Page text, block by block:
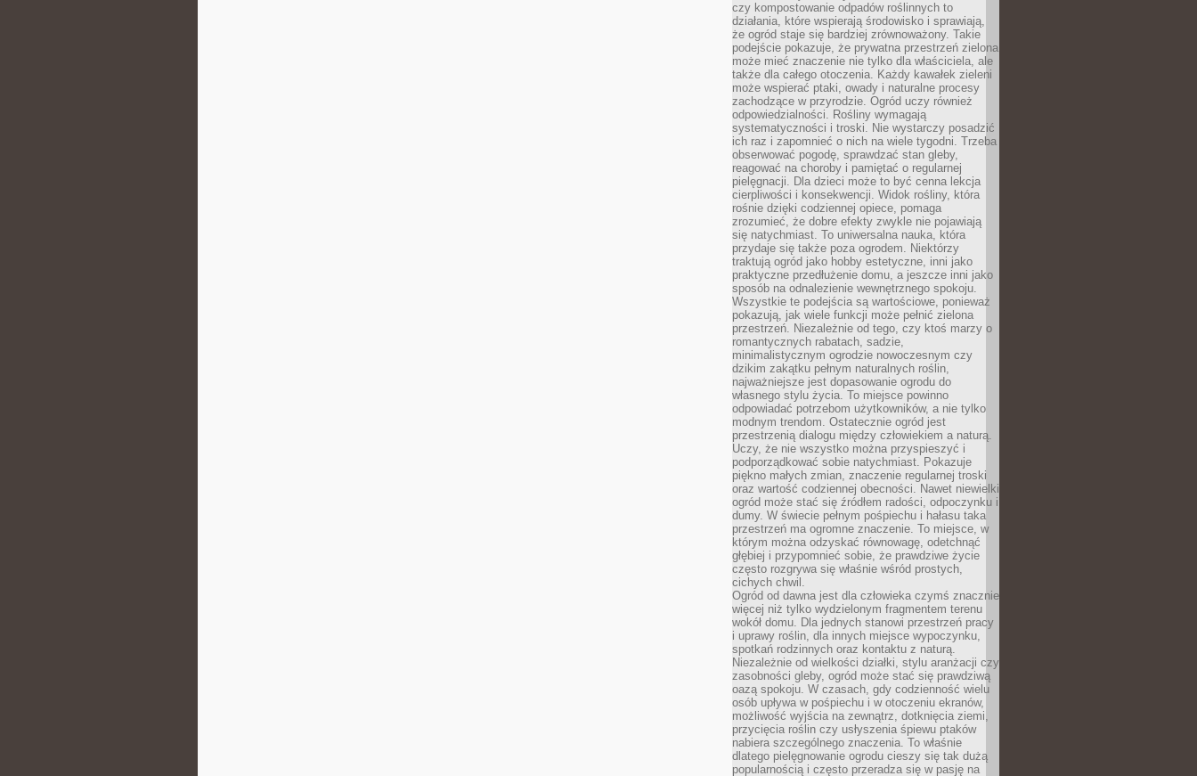
czy kompostowanie odpadów roślinnych to
działania, które wspierają środowisko i sprawiają,
że ogród staje się bardziej zrównoważony. Takie
podejście pokazuje, że prywatna przestrzeń zielona
może mieć znaczenie nie tylko dla właściciela, ale
także dla całego otoczenia. Każdy kawałek zieleni
może wspierać ptaki, owady i naturalne procesy
zachodzące w przyrodzie. Ogród uczy również
odpowiedzialności. Rośliny wymagają
systematyczności i troski. Nie wystarczy posadzić
ich raz i zapomnieć o nich na wiele tygodni. Trzeba
obserwować pogodę, sprawdzać stan gleby,
reagować na choroby i pamiętać o regularnej
pielęgnacji. Dla dzieci może to być cenna lekcja
cierpliwości i konsekwencji. Widok rośliny, która
rośnie dzięki codziennej opiece, pomaga
zrozumieć, że dobre efekty zwykle nie pojawiają
się natychmiast. To uniwersalna nauka, która
przydaje się także poza ogrodem. Niektórzy
traktują ogród jako hobby estetyczne, inni jako
praktyczne przedłużenie domu, a jeszcze inni jako
sposób na odnalezienie wewnętrznego spokoju.
Wszystkie te podejścia są wartościowe, ponieważ
pokazują, jak wiele funkcji może pełnić zielona
przestrzeń. Niezależnie od tego, czy ktoś marzy o
romantycznych rabatach, sadzie,
minimalistycznym ogrodzie nowoczesnym czy
dzikim zakątku pełnym naturalnych roślin,
najważniejsze jest dopasowanie ogrodu do
własnego stylu życia. To miejsce powinno
odpowiadać potrzebom użytkowników, a nie tylko
modnym trendom. Ostatecznie ogród jest
przestrzenią dialogu między człowiekiem a naturą.
Uczy, że nie wszystko można przyspieszyć i
podporządkować sobie natychmiast. Pokazuje
piękno małych zmian, znaczenie regularnej troski
oraz wartość codziennej obecności. Nawet niewielki
ogród może stać się źródłem radości, odpoczynku i
dumy. W świecie pełnym pośpiechu i hałasu taka
przestrzeń ma ogromne znaczenie. To miejsce, w
którym można odzyskać równowagę, odetchnąć
głębiej i przypomnieć sobie, że prawdziwe życie
często rozgrywa się właśnie wśród prostych,
cichych chwil.
Ogród od dawna jest dla człowieka czymś znacznie
więcej niż tylko wydzielonym fragmentem terenu
wokół domu. Dla jednych stanowi przestrzeń pracy
i uprawy roślin, dla innych miejsce wypoczynku,
spotkań rodzinnych oraz kontaktu z naturą.
Niezależnie od wielkości działki, stylu aranżacji czy
zasobności gleby, ogród może stać się prawdziwą
oazą spokoju. W czasach, gdy codzienność wielu
osób upływa w pośpiechu i w otoczeniu ekranów,
możliwość wyjścia na zewnątrz, dotknięcia ziemi,
przycięcia roślin czy usłyszenia śpiewu ptaków
nabiera szczególnego znaczenia. To właśnie
dlatego pielęgnowanie ogrodu cieszy się tak dużą
popularnością i często przeradza się w pasję na